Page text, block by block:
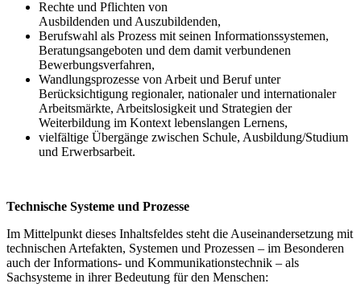
Rechte und Pflichten von
Ausbildenden und Auszubildenden,
Berufswahl als Prozess mit seinen Informationssystemen,
Beratungsangeboten und dem damit verbundenen
Bewerbungsverfahren,
Wandlungsprozesse von Arbeit und Beruf unter
Berücksichtigung regionaler, nationaler und internationaler
Arbeitsmärkte, Arbeitslosigkeit und Strategien der
Weiterbildung im Kontext lebenslangen Lernens,
vielfältige Übergänge zwischen Schule, Ausbildung/Studium
und Erwerbsarbeit.
Technische Systeme und Prozesse
Im Mittelpunkt dieses Inhaltsfeldes steht die Auseinandersetzung mit
technischen Artefakten, Systemen und Prozessen – im Besonderen
auch der Informations- und Kommunikationstechnik – als
Sachsysteme in ihrer Bedeutung für den Menschen: